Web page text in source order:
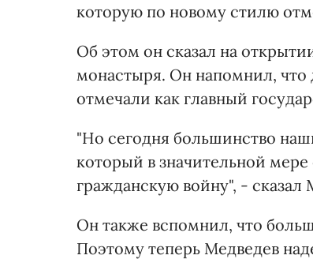
которую по новому стилю
Об этом он сказал на
монастыря. Он напомнил, что
отмечали как главный
"Но сегодня большинство
который в значительной
гражданскую войну", - сказал
Он также вспомнил, что
Поэтому теперь Медведев